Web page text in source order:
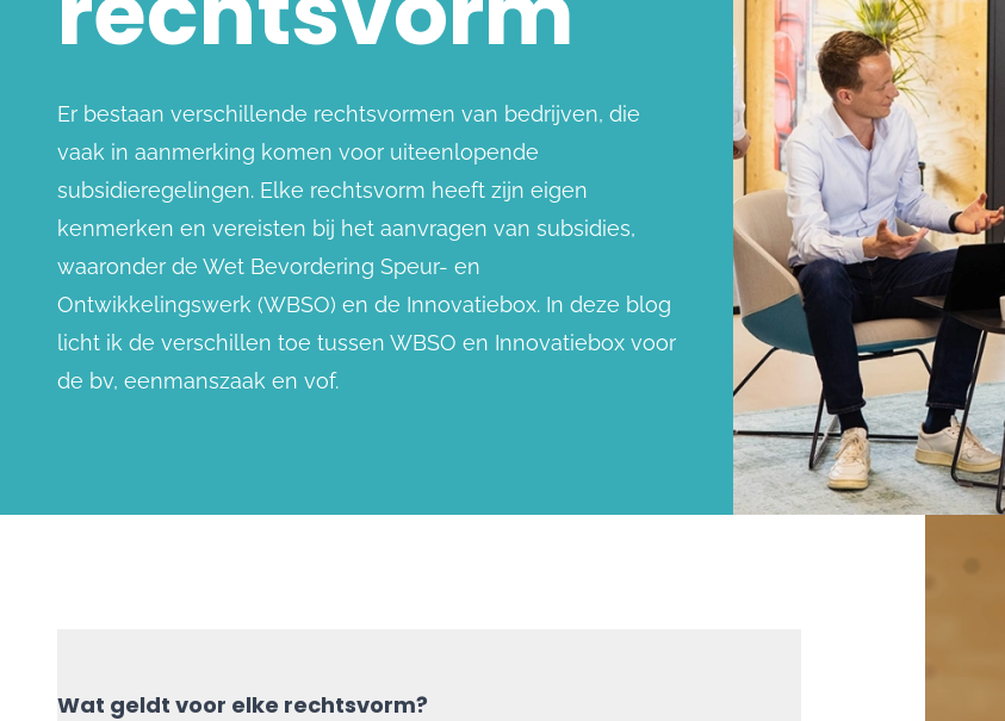
Er bestaan verschillende rechtsvormen van bedrijven, die
vaak in aanmerking komen voor uiteenlopende
subsidieregelingen. Elke rechtsvorm heeft zijn eigen
kenmerken en vereisten bij het aanvragen van subsidies,
waaronder de Wet Bevordering Speur- en
Ontwikkelingswerk (WBSO) en de Innovatiebox. In deze blog
licht ik de verschillen toe tussen WBSO en Innovatiebox voor
de bv, eenmanszaak en vof.
Wat geldt voor elke rechtsvorm?